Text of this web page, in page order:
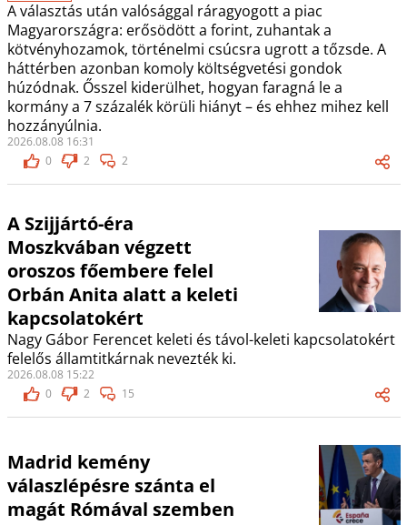
A választás után valósággal ráragyogott a piac
Magyarországra: erősödött a forint, zuhantak a
kötvényhozamok, történelmi csúcsra ugrott a tőzsde. A
háttérben azonban komoly költségvetési gondok
húzódnak. Ősszel kiderülhet, hogyan faragná le a
kormány a 7 százalék körüli hiányt – és ehhez mihez kell
hozzányúlnia.
2026.08.08 16:31
0
2 2
A Szijjártó-éra
Moszkvában végzett
oroszos főembere felel
Orbán Anita alatt a keleti
kapcsolatokért
Nagy Gábor Ferencet keleti és távol-keleti kapcsolatokért
felelős államtitkárnak nevezték ki.
2026.08.08 15:22
0
2 15
Madrid kemény
válaszlépésre szánta el
magát Rómával szemben